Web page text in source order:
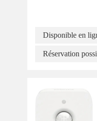
Disponible en
Réservation